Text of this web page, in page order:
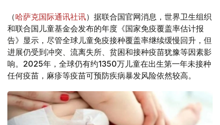
（哈萨克国际通讯社讯）据联合国官网消息，世界卫生组织
和联合国儿童基金会发布的年度《国家免疫覆盖率估计报
告》显示，尽管全球儿童免疫接种覆盖率继续缓慢回升，但
进展仍受到冲突、流离失所、贫困和接种疫苗犹豫等因素影
响。2025年，全球仍有约1350万儿童在出生第一年未接种
任何疫苗，麻疹等疫苗可预防疾病暴发风险依然较高。